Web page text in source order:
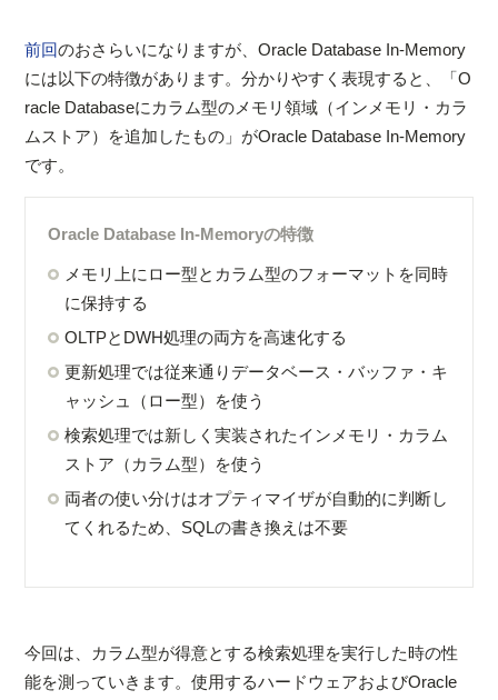
前回のおさらいになりますが、Oracle Database In-Memory
には以下の特徴があります。分かりやすく表現すると、「O
racle Databaseにカラム型のメモリ領域（インメモリ・カラ
ムストア）を追加したもの」がOracle Database In-Memory
です。
Oracle Database In-Memoryの特徴
メモリ上にロー型とカラム型のフォーマットを同時
に保持する
OLTPとDWH処理の両方を高速化する
更新処理では従来通りデータベース・バッファ・キ
ャッシュ（ロー型）を使う
検索処理では新しく実装されたインメモリ・カラム
ストア（カラム型）を使う
両者の使い分けはオプティマイザが自動的に判断し
てくれるため、SQLの書き換えは不要
今回は、カラム型が得意とする検索処理を実行した時の性
能を測っていきます。使用するハードウェアおよびOracle